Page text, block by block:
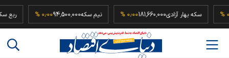
سکه بهار آزادی181,660,000 نیم سکه94,500,000